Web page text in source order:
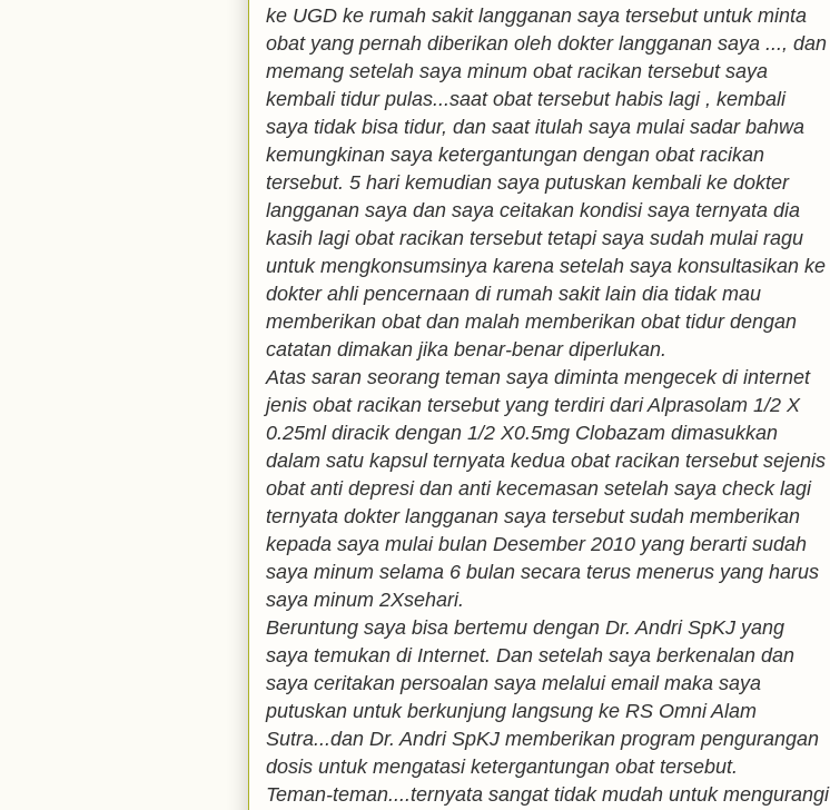
ke UGD ke rumah sakit langganan saya tersebut untuk minta
obat yang pernah diberikan oleh dokter langganan saya ..., dan
memang setelah saya minum obat racikan tersebut saya
kembali tidur pulas...saat obat tersebut habis lagi , kembali
saya tidak bisa tidur, dan saat itulah saya mulai sadar bahwa
kemungkinan saya ketergantungan dengan obat racikan
tersebut. 5 hari kemudian saya putuskan kembali ke dokter
langganan saya dan saya ceitakan kondisi saya ternyata dia
kasih lagi obat racikan tersebut tetapi saya sudah mulai ragu
untuk mengkonsumsinya karena setelah saya konsultasikan ke
dokter ahli pencernaan di rumah sakit lain dia tidak mau
memberikan obat dan malah memberikan obat tidur dengan
catatan dimakan jika benar-benar diperlukan.
Atas saran seorang teman saya diminta mengecek di internet
jenis obat racikan tersebut yang terdiri dari Alprasolam 1/2 X
0.25ml diracik dengan 1/2 X0.5mg Clobazam dimasukkan
dalam satu kapsul ternyata kedua obat racikan tersebut sejenis
obat anti depresi dan anti kecemasan setelah saya check lagi
ternyata dokter langganan saya tersebut sudah memberikan
kepada saya mulai bulan Desember 2010 yang berarti sudah
saya minum selama 6 bulan secara terus menerus yang harus
saya minum 2Xsehari.
Beruntung saya bisa bertemu dengan Dr. Andri SpKJ yang
saya temukan di Internet. Dan setelah saya berkenalan dan
saya ceritakan persoalan saya melalui email maka saya
putuskan untuk berkunjung langsung ke RS Omni Alam
Sutra...dan Dr. Andri SpKJ memberikan program pengurangan
dosis untuk mengatasi ketergantungan obat tersebut.
Teman-teman....ternyata sangat tidak mudah untuk mengurangi